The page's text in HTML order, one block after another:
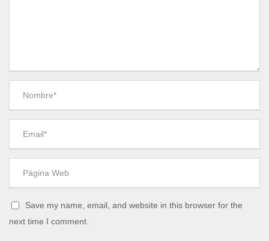
Save my name, email, and website in this browser for the
next time I comment.